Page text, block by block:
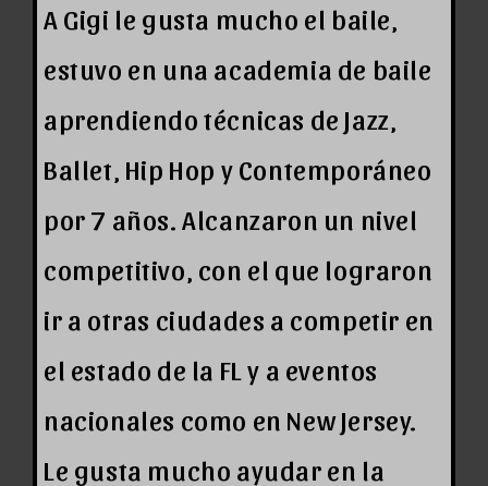
A Gigi le gusta mucho el baile,
estuvo en una academia de baile
aprendiendo técnicas de Jazz,
Ballet, Hip Hop y Contemporáneo
por 7 años. Alcanzaron un nivel
competitivo, con el que lograron
ir a otras ciudades a competir en
el estado de la FL y a eventos
nacionales como en New Jersey.
Le gusta mucho ayudar en la